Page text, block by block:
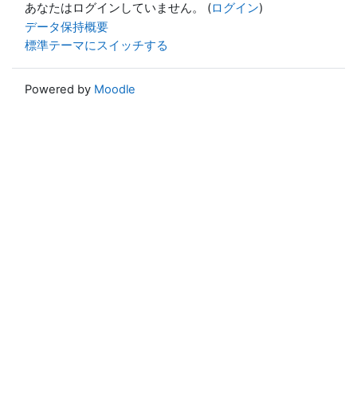
あなたはログインしていません。 (ログイン)
データ保持概要
標準テーマにスイッチする
Powered by Moodle